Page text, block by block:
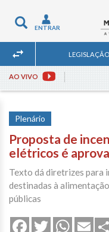
Toggle
navigation
ENTRAR
LEGISLAÇÃO
AO VIVO
Plenário
Proposta de
elétricos é
Texto dá diretrizes para
destinadas à
públicas
FacebookTwitterWhatsApp
Email